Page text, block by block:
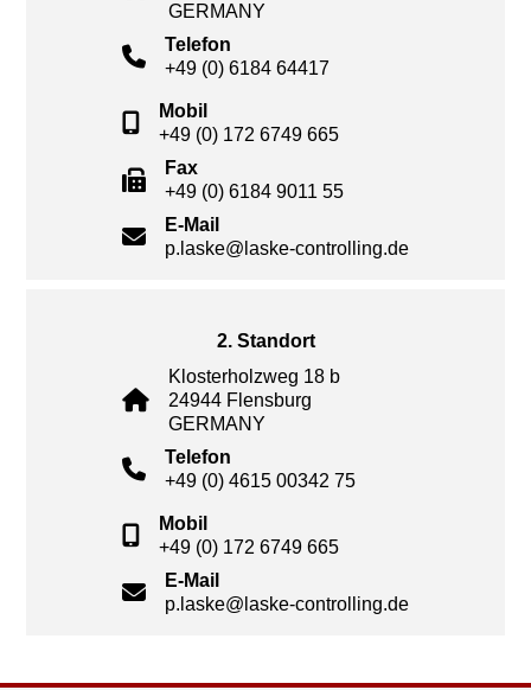
GERMANY
Telefon
+49 (0) 6184 64417
Mobil
+49 (0) 172 6749 665
Fax
+49 (0) 6184 9011 55
E-Mail
p.laske@laske-controlling.de
2. Standort
Klosterholzweg 18 b
24944 Flensburg
GERMANY
Telefon
+49 (0) 4615 00342 75
Mobil
+49 (0) 172 6749 665
E-Mail
p.laske@laske-controlling.de